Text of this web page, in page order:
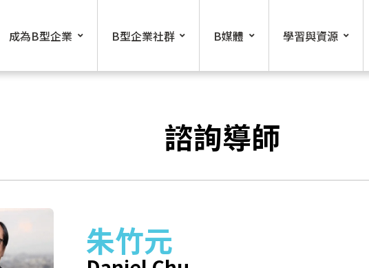
成為B型企業 B型企業社群 B媒體 學習與資源
諮詢導師
朱竹元